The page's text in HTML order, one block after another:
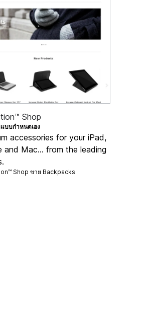
Shop
บบกำหนดเอง
accessories for your iPad,
and Mac... from the leading
Shop ขาย Backpacks